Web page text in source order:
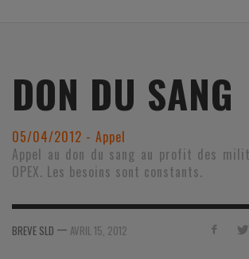
DON DU SANG
05/04/2012 - Appel
Appel au don du sang au profit des
OPEX. Les besoins sont constants.
BREVE SLD — AVRIL 15, 2012